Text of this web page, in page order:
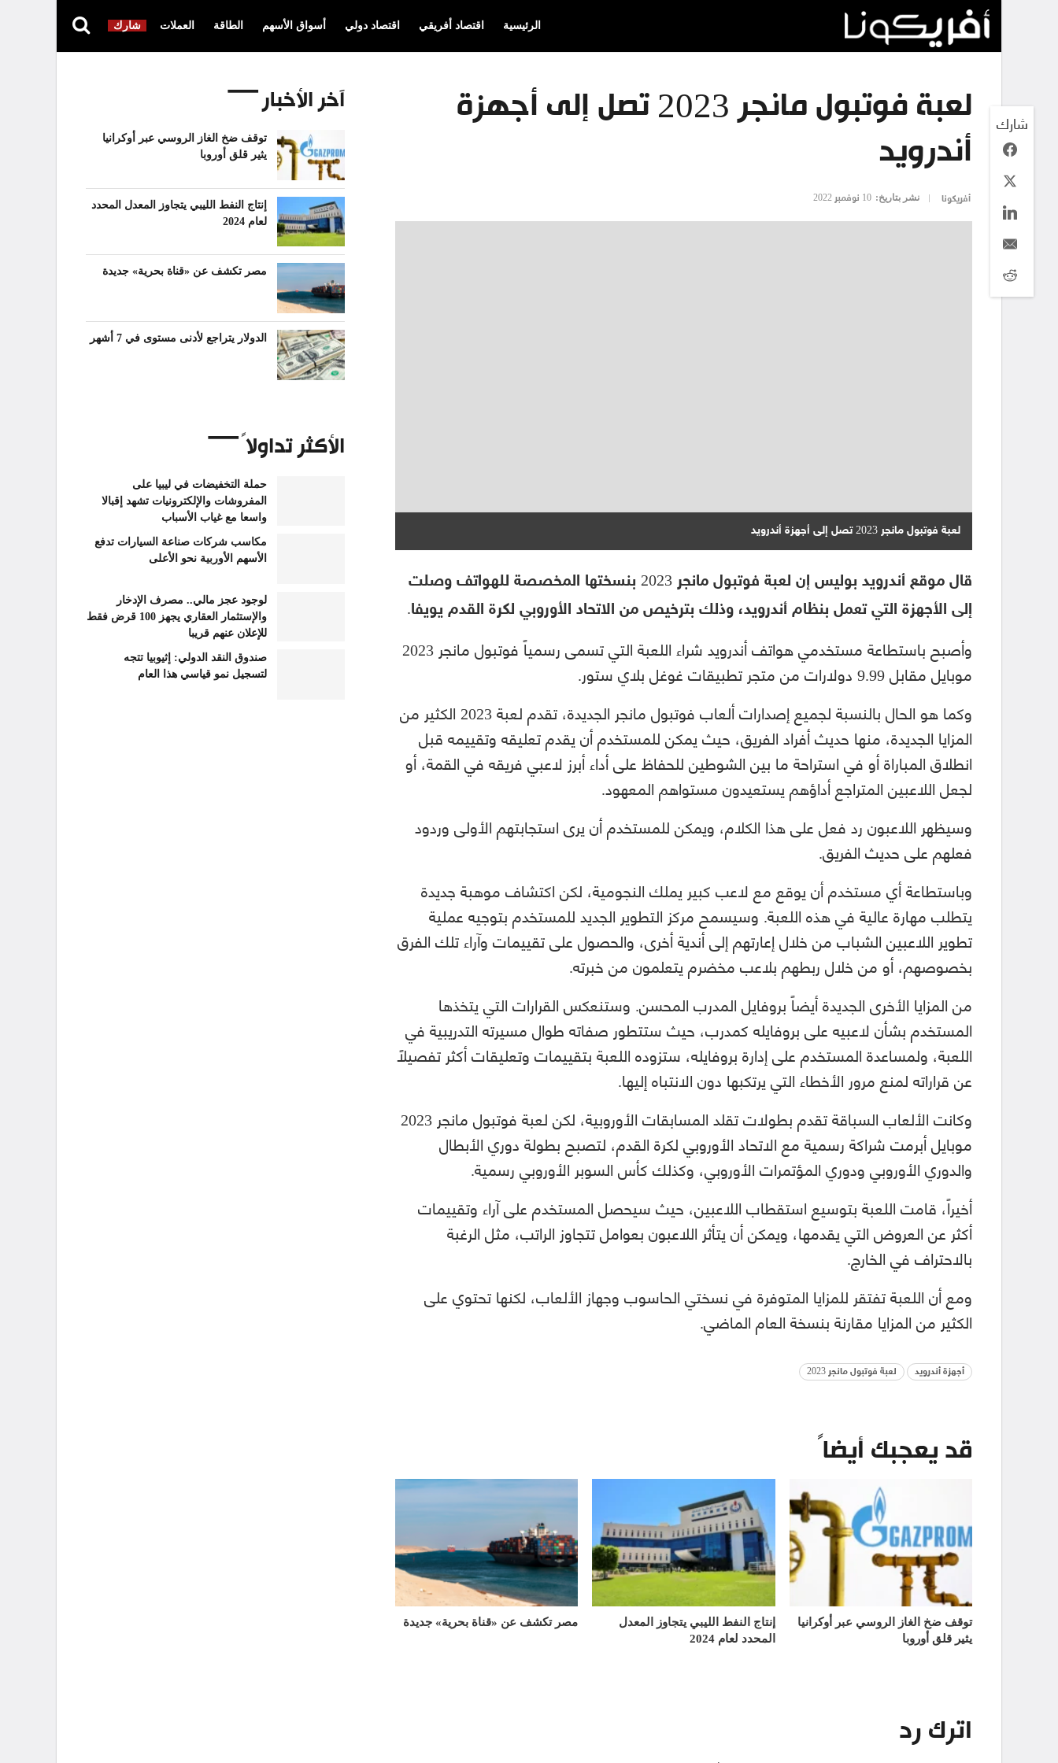
الرئيسية اقتصاد أفريقي اقتصاد دولي أسواق الأسهم الطاقة العملات شارك
لعبة فوتبول مانجر 2023 تصل إلى أجهزة
أندرويد
أفريكونا نشر بتاريخ: 10 نوفمبر 2022
لعبة فوتبول مانجر 2023 تصل إلى أجهزة أندرويد
شارك
قال موقع أندرويد بوليس إن لعبة فوتبول مانجر 2023 بنسختها المخصصة للهواتف وصلت
إلى الأجهزة التي تعمل بنظام أندرويد، وذلك بترخيص من الاتحاد الأوروبي لكرة القدم يويفا.
وأصبح باستطاعة مستخدمي هواتف أندرويد شراء اللعبة التي تسمى رسمياً فوتبول مانجر 2023
موبايل مقابل 9.99 دولارات من متجر تطبيقات غوغل بلاي ستور.
وكما هو الحال بالنسبة لجميع إصدارات ألعاب فوتبول مانجر الجديدة، تقدم لعبة 2023 الكثير من
المزايا الجديدة، منها حديث أفراد الفريق، حيث يمكن للمستخدم أن يقدم تعليقه وتقييمه قبل
انطلاق المباراة أو في استراحة ما بين الشوطين للحفاظ على أداء أبرز لاعبي فريقه في القمة، أو
لجعل اللاعبين المتراجع أداؤهم يستعيدون مستواهم المعهود.
وسيظهر اللاعبون رد فعل على هذا الكلام، ويمكن للمستخدم أن يرى استجابتهم الأولى وردود
فعلهم على حديث الفريق.
وباستطاعة أي مستخدم أن يوقع مع لاعب كبير يملك النجومية، لكن اكتشاف موهبة جديدة
يتطلب مهارة عالية في هذه اللعبة. وسيسمح مركز التطوير الجديد للمستخدم بتوجيه عملية
تطوير اللاعبين الشباب من خلال إعارتهم إلى أندية أخرى، والحصول على تقييمات وآراء تلك الفرق
بخصوصهم، أو من خلال ربطهم بلاعب مخضرم يتعلمون من خبرته.
من المزايا الأخرى الجديدة أيضاً بروفايل المدرب المحسن. وستنعكس القرارات التي يتخذها
المستخدم بشأن لاعبيه على بروفايله كمدرب، حيث ستتطور صفاته طوال مسيرته التدريبية في
اللعبة، ولمساعدة المستخدم على إدارة بروفايله، ستزوده اللعبة بتقييمات وتعليقات أكثر تفصيلاً
عن قراراته لمنع مرور الأخطاء التي يرتكبها دون الانتباه إليها.
وكانت الألعاب السباقة تقدم بطولات تقلد المسابقات الأوروبية، لكن لعبة فوتبول مانجر 2023
موبايل أبرمت شراكة رسمية مع الاتحاد الأوروبي لكرة القدم، لتصبح بطولة دوري الأبطال
والدوري الأوروبي ودوري المؤتمرات الأوروبي، وكذلك كأس السوبر الأوروبي رسمية.
أخيراً، قامت اللعبة بتوسيع استقطاب اللاعبين، حيث سيحصل المستخدم على آراء وتقييمات
أكثر عن العروض التي يقدمها، ويمكن أن يتأثر اللاعبون بعوامل تتجاوز الراتب، مثل الرغبة
بالاحتراف في الخارج.
ومع أن اللعبة تفتقر للمزايا المتوفرة في نسختي الحاسوب وجهاز الألعاب، لكنها تحتوي على
الكثير من المزايا مقارنة بنسخة العام الماضي.
أجهزة أندرويد لعبة فوتبول مانجر 2023
قد يعجبك أيضاً
توقف ضخ الغاز الروسي عبر أوكرانيا
يثير قلق أوروبا
إنتاج النفط الليبي يتجاوز المعدل
المحدد لعام 2024
مصر تكشف عن «قناة بحرية» جديدة
اترك رد
آخر الأخبار
توقف ضخ الغاز الروسي عبر أوكرانيا
يثير قلق أوروبا
إنتاج النفط الليبي يتجاوز المعدل المحدد
لعام 2024
مصر تكشف عن «قناة بحرية» جديدة
الدولار يتراجع لأدنى مستوى في 7 أشهر
الأكثر تداولاً
حملة التخفيضات في ليبيا على
المفروشات والإلكترونيات تشهد إقبالا
واسعا مع غياب الأسباب
مكاسب شركات صناعة السيارات تدفع
الأسهم الأوربية نحو الأعلى
لوجود عجز مالي.. مصرف الإدخار
والإستثمار العقاري يجهز 100 قرض فقط
للإعلان عنهم قريبا
صندوق النقد الدولي: إثيوبيا تتجه
لتسجيل نمو قياسي هذا العام